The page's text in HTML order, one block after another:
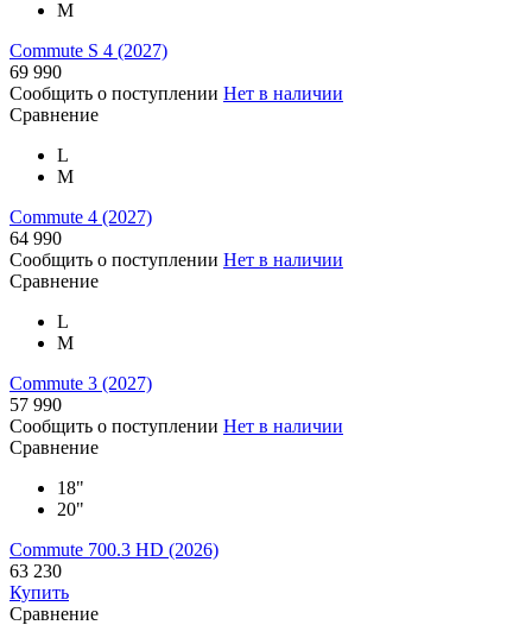
M
Commute S 4 (2027)
69 990
Сообщить о поступлении Нет в наличии
Сравнение
L
M
Commute 4 (2027)
64 990
Сообщить о поступлении Нет в наличии
Сравнение
L
M
Commute 3 (2027)
57 990
Сообщить о поступлении Нет в наличии
Сравнение
18"
20"
Commute 700.3 HD (2026)
63 230
Купить
Сравнение